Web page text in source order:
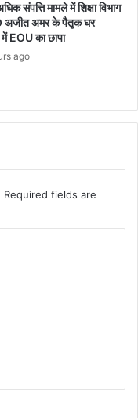
संपत्ति मामले में शिक्षा विभाग
अजीत अमर के पैतृक घर
में EOU का छापा
ago
Required fields are